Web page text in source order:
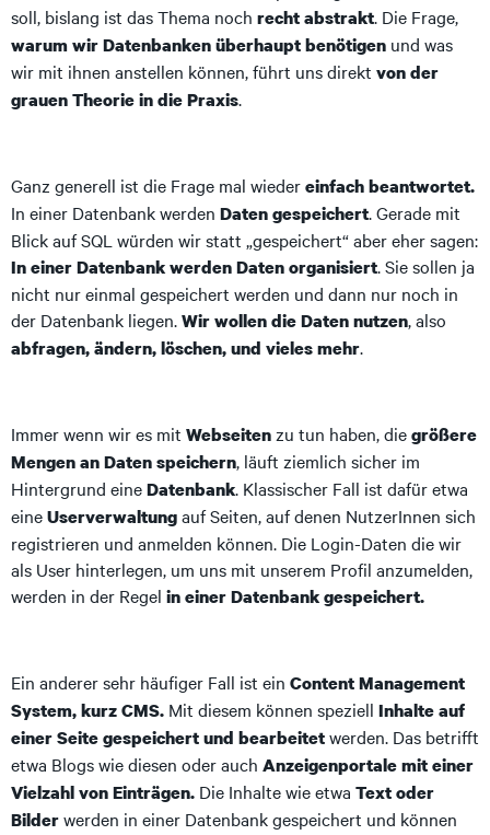
soll, bislang ist das Thema noch recht abstrakt. Die Frage,
warum wir Datenbanken überhaupt benötigen und was
wir mit ihnen anstellen können, führt uns direkt von der
grauen Theorie in die Praxis.
Ganz generell ist die Frage mal wiedereinfach beantwortet.
In einer Datenbank werden Daten gespeichert. Gerade mit
Blick auf SQL würden wir statt „gespeichert“ aber eher sagen:
In einer Datenbank werden Daten organisiert. Sie sollen ja
nicht nur einmal gespeichert werden und dann nur noch in
der Datenbank liegen.Wir wollen die Daten nutzen, also
abfragen, ändern, löschen, und vieles mehr.
Immer wenn wir es mit Webseitenzu tun haben, diegrößere
Mengen an Datenspeichern, läuft ziemlich sicher im
Hintergrund eineDatenbank. Klassischer Fall ist dafür etwa
eineUserverwaltungauf Seiten, auf denen NutzerInnen sich
registrieren und anmelden können. Die Login-Daten die wir
als User hinterlegen, um uns mit unserem Profil anzumelden,
werden in der Regel in einer Datenbank gespeichert.
Ein anderer sehr häufiger Fall ist ein Content Management
System, kurz CMS. Mit diesem können speziell Inhalte auf
einer Seite gespeichert und bearbeitetwerden. Das betrifft
etwa Blogs wie diesen oder auch Anzeigenportale mit einer
Vielzahl von Einträgen. Die Inhalte wie etwa Text oder
Bilderwerden in einer Datenbank gespeichert und können